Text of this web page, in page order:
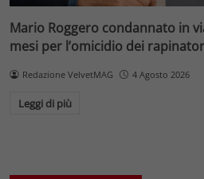
Mario Roggero condannato in
mesi per l’omicidio dei
Redazione VelvetMAG 4 Agosto 2026
Leggi di più